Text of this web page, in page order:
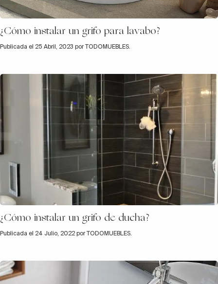
¿Cómo instalar un grifo para lavabo?
Publicada el 25 Abril, 2023 por TODOMUEBLES.
¿Cómo instalar un grifo de ducha?
Publicada el 24 Julio, 2022 por TODOMUEBLES.